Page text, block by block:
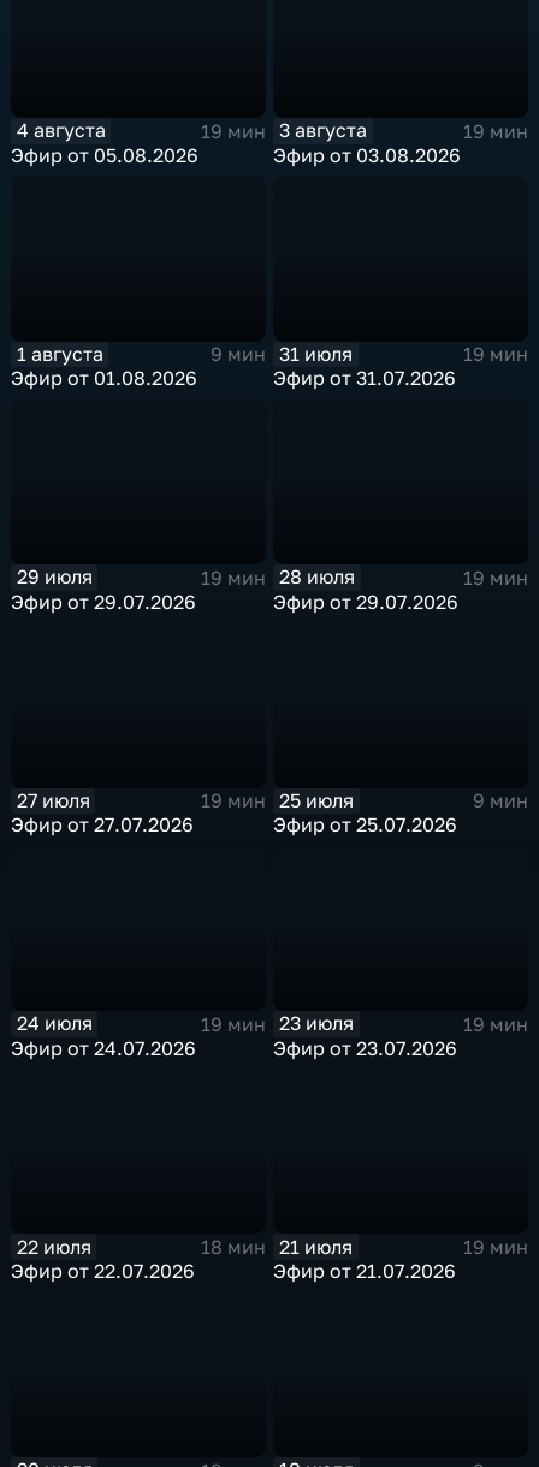
4 августа
19 мин
Эфир от 05.08.2026
3 августа
19 мин
Эфир от 03.08.2026
1 августа
9 мин
Эфир от 01.08.2026
31 июля
19 мин
Эфир от 31.07.2026
29 июля
19 мин
Эфир от 29.07.2026
28 июля
19 мин
Эфир от 29.07.2026
27 июля
19 мин
Эфир от 27.07.2026
25 июля
9 мин
Эфир от 25.07.2026
24 июля
19 мин
Эфир от 24.07.2026
23 июля
19 мин
Эфир от 23.07.2026
22 июля
18 мин
Эфир от 22.07.2026
21 июля
19 мин
Эфир от 21.07.2026